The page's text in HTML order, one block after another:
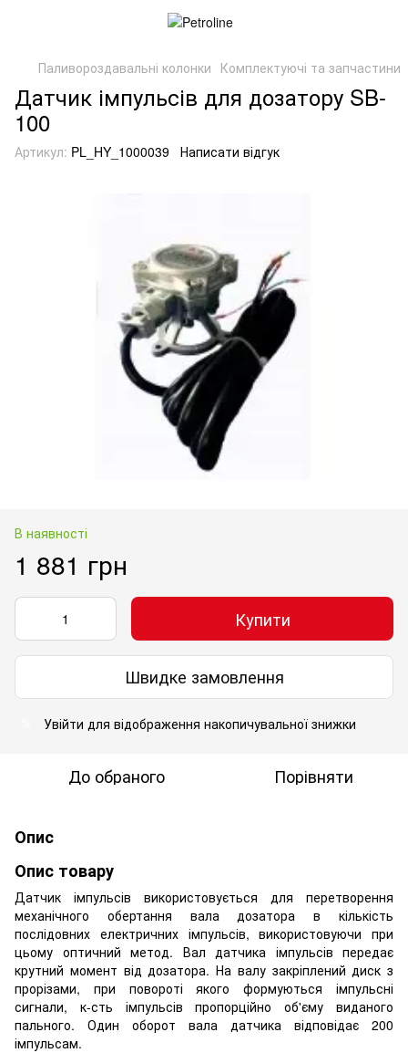
Паливороздавальні колонки Комплектуючі та запчастини
Датчик імпульсів для дозатору SB-
100
Артикул: PL_HY_1000039 Написати відгук
В наявності
1 881 грн
Купити
Швидке замовлення
Увійти для відображення накопичувальної знижки
До обраного Порівняти
Опис
Опис товару
Датчик імпульсів використовується для перетворення
механічного обертання вала дозатора в кількість
послідовних електричних імпульсів, використовуючи при
цьому оптичний метод. Вал датчика імпульсів передає
крутний момент від дозатора. На валу закріплений диск з
прорізами, при повороті якого формуються імпульсні
сигнали, к-сть імпульсів пропорційно об'єму виданого
пального. Один оборот вала датчика відповідає 200
імпульсам.